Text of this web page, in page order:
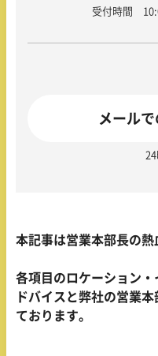
受付時間
メール
本記事は営業本部長の熱
各項目のロケーション
ドバイスと弊社の営業
ております。